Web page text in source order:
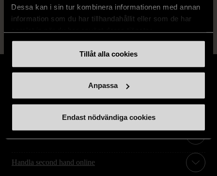
Dessa kan i sin tur kombinera informationen med annan
information som du har tillhandahållit eller som de har
Tillåt alla cookies
Anpassa
Endast nödvändiga cookies
Stöd oss
Handla second hand online